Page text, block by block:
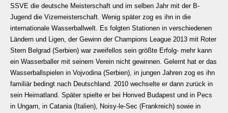
SSVE die deutsche Meisterschaft und im selben Jahr mit der B-
Jugend die Vizemeisterschaft. Wenig später zog es ihn in die
internationale Wasserballwelt. Es folgten Stationen in verschiedenen
Ländern und Ligen, der Gewinn der Champions League 2013 mit Roter
Stern Belgrad (Serbien) war zweifellos sein größte Erfolg- mehr kann
ein Wasserballer mit seinem Verein nicht gewinnen. Gelernt hat er das
Wasserballspielen in Vojvodina (Serbien), in jungen Jahren zog es ihn
familiär bedingt nach Deutschland. 2010 wechselte er dann zurück in
sein Heimatland. Später spielte er bei Honved Budapest und in Pecs
in Ungarn, in Catania (Italien), Noisy-le-Sec (Frankreich) sowie in